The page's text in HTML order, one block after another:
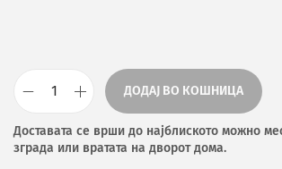
ДОДАЈ ВО КОШНИЦА
Доставата се врши до најблиското можно
зграда или вратата на дворот дома.